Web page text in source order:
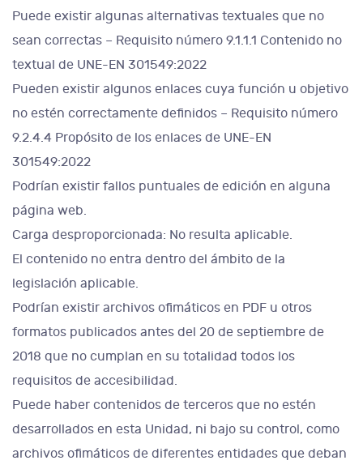
Puede existir algunas alternativas textuales que no
sean correctas – Requisito número 9.1.1.1 Contenido no
textual de UNE-EN 301549:2022
Pueden existir algunos enlaces cuya función u objetivo
no estén correctamente definidos – Requisito número
9.2.4.4 Propósito de los enlaces de UNE-EN
301549:2022
Podrían existir fallos puntuales de edición en alguna
página web.
Carga desproporcionada: No resulta aplicable.
El contenido no entra dentro del ámbito de la
legislación aplicable.
Podrían existir archivos ofimáticos en PDF u otros
formatos publicados antes del 20 de septiembre de
2018 que no cumplan en su totalidad todos los
requisitos de accesibilidad.
Puede haber contenidos de terceros que no estén
desarrollados en esta Unidad, ni bajo su control, como
archivos ofimáticos de diferentes entidades que deban